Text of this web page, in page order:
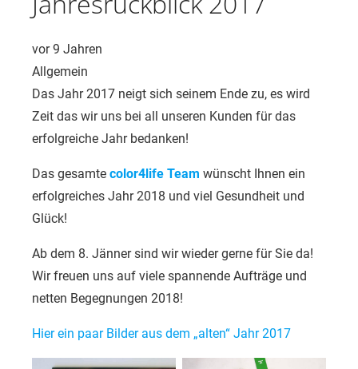
vor 9 Jahren
Allgemein
Das Jahr 2017 neigt sich seinem Ende zu, es wird
Zeit das wir uns bei all unseren Kunden für das
erfolgreiche Jahr bedanken!
Das gesamte color4life Team wünscht Ihnen ein
erfolgreiches Jahr 2018 und viel Gesundheit und
Glück!
Ab dem 8. Jänner sind wir wieder gerne für Sie da!
Wir freuen uns auf viele spannende Aufträge und
netten Begegnungen 2018!
Hier ein paar Bilder aus dem „alten“ Jahr 2017